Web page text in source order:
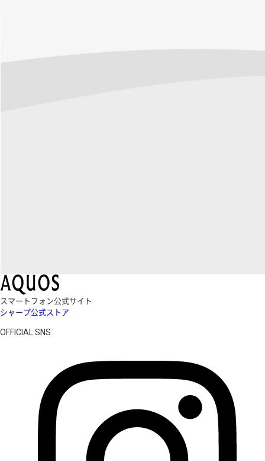
スマートフォン公式サイト
シャープ公式ストア
OFFICIAL SNS